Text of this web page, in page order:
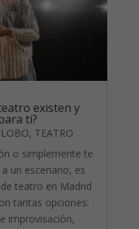
existen y
ti?
, TEATRO
o simplemente te
un escenario, es
teatro en Madrid
tantas opciones:
improvisación,